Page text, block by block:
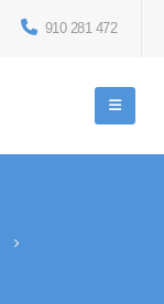
910 281 472